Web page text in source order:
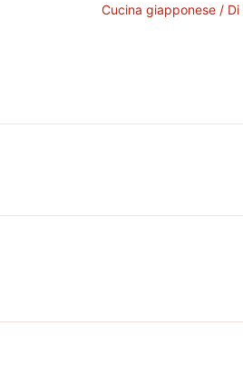
Cucina giapponese / Di